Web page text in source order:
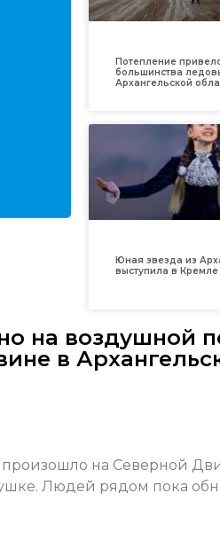
Потепление
большинства
Архангельской
Юная звезда из
выступила в Кремле
на воздушной
в
на Северной
Людей рядом пока